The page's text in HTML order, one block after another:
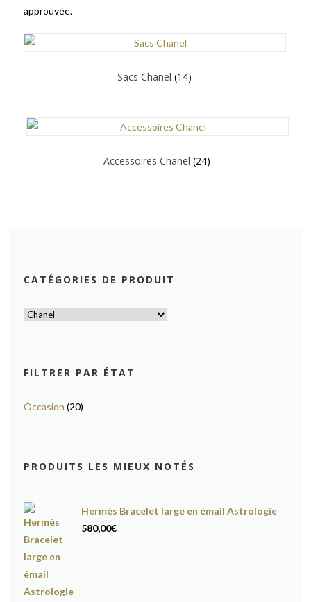
approuvée.
Sacs Chanel (14)
Accessoires Chanel (24)
CATÉGORIES DE PRODUIT
FILTRER PAR ÉTAT
Occasion (20)
PRODUITS LES MIEUX NOTÉS
Hermès Bracelet large en émail Astrologie
580,00€